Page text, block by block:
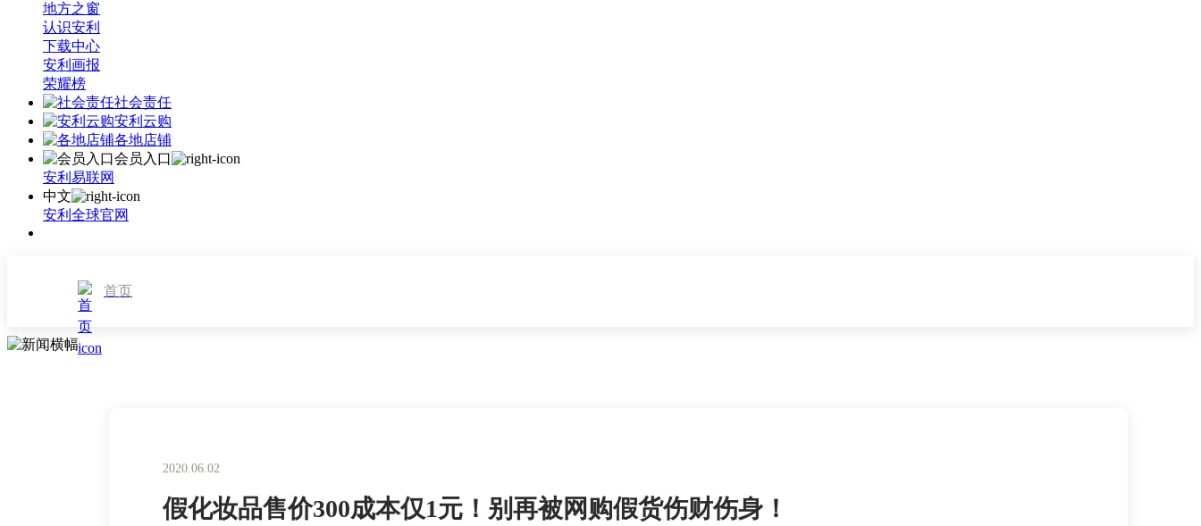
地方之窗
认识安利
下载中心
安利画报
荣耀榜
社会责任
安利云购
各地店铺
会员入口
安利易联网
中文
安利全球官网
首页
2020.06.02
假化妆品售价300成本仅1元！别再被网购假货伤财伤身！